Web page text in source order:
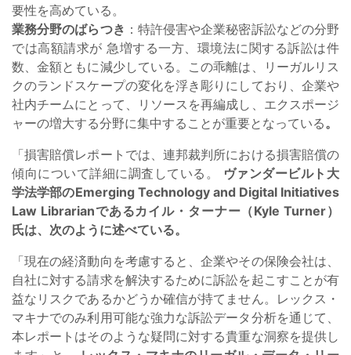
要性を高めている。
業務分野のばらつき ：特許侵害や企業秘密訴訟などの分野
では高額請求が 急増する一方、環境法に関する訴訟は件
数、金額ともに減少している。この乖離は、リーガルリス
クのランドスケープの変化を浮き彫りにしており、企業や
社内チームにとって、リソースを再編成し、エクスポージ
ャーの増大する分野に集中することが重要となっている 。
「損害賠償レポートでは、連邦裁判所における損害賠償の
傾向について詳細に調査している。
ヴァンダービルト大
学法学部のEmerging Technology and Digital Initiatives
Law Librarianであるカイル・ターナー（Kyle Turner）
氏は、次のように述べている。
「現在の経済動向を考慮すると、企業やその保険会社は、
自社に対する請求を解決するために訴訟を起こすことが有
益なリスクであるかどうか確信が持てません。レックス・
マキナでのみ利用可能な強力な訴訟データ分析を通じて、
本レポートはそのような疑問に対する貴重な洞察を提供し